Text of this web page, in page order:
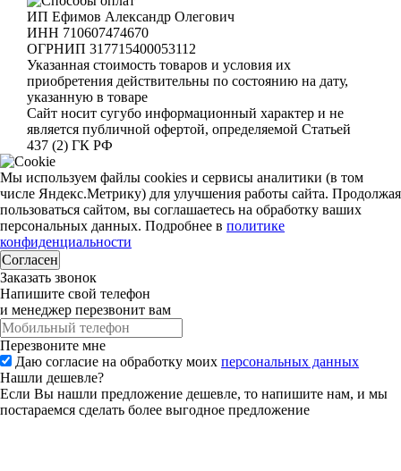
ИП Ефимов Александр Олегович
ИНН 710607474670
ОГРНИП317715400053112
Указанная стоимость товаров и условия их
приобретения действительны по состоянию на дату,
указанную в товаре
Сайт носит сугубо информационный характер и не
является публичной офертой, определяемой Статьей
437 (2) ГК РФ
Мы используем файлы cookies и сервисы аналитики (в том
числе Яндекс.Метрику) для улучшения работы сайта. Продолжая
пользоваться сайтом, вы соглашаетесь на обработку ваших
персональных данных. Подробнее в политике
конфиденциальности
Согласен
Заказать звонок
Напишите свой телефон
и менеджер перезвонит вам
Перезвоните мне
Даю согласие на обработку моих персональных данных
Нашли дешевле?
Если Вы нашли предложение дешевле, то напишите нам, и мы
постараемся сделать более выгодное предложение